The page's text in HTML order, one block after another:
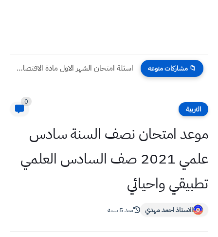
📁 مشاركات منوعه أسئلة امتحان الشهر الأول مادة التربية الإسلامية صف الخامس الادبي
التربية
0
موعد امتحان نصف السنة سادس
علمي 2021 صف السادس العلمي
تطبيقي واحيائي
الاستاذ احمد مهدي منذ 5 سنة